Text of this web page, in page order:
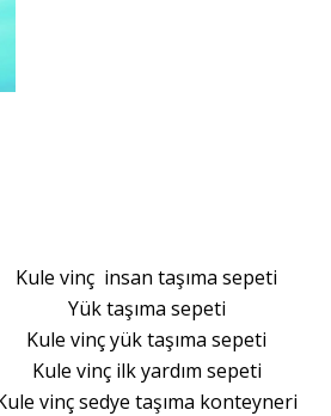
Kule vinç insan taşıma sepeti
Yük taşıma sepeti
Kule vinç yük taşıma sepeti
Kule vinç ilk yardım sepeti
vinç sedye taşıma konteyneri